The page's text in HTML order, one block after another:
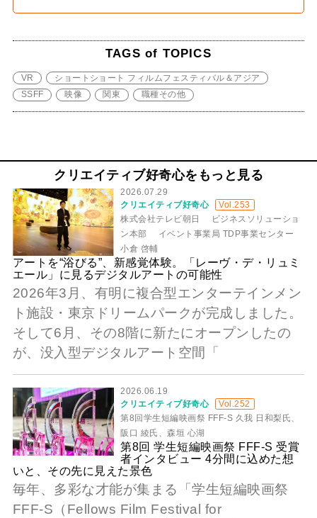
TAGS of TOPICS
VR
ショートショート フィルムフェスティバル＆アジア
SSFF
映像 関東 職種その他
クリエイティブ好奇心をもっと見る
2026.07.29
クリエイティブ好奇心
Vol.253
株式会社テレビ朝日 ビジネスソリューショ
ン本部 イベント事業局 TDP事業センター
小倉 啓輔
アートを“浴びる”、新感覚体験。「レーヴ・デ・リュミ
エール」に見るデジタルアートの可能性
2026年3月、有明に複合型エンターテインメン
ト施設・東京ドリームパークが完成しました。
そして6月、その8階に新たにオープンしたの
が、没入型デジタルアート空間「
2026.06.19
クリエイティブ好奇心
Vol.252
第8回学生短編映画祭 FFF-S 久我 日和梨氏、
阪口 綾氏、森垣 心湖
第8回 学生短編映画祭 FFF-S 受賞
者インタビュー 4分間に込めた想
いと、その先に見えた景色
毎年、多彩な才能が集まる「学生短編映画祭
FFF-S（Fellows Film Festival for